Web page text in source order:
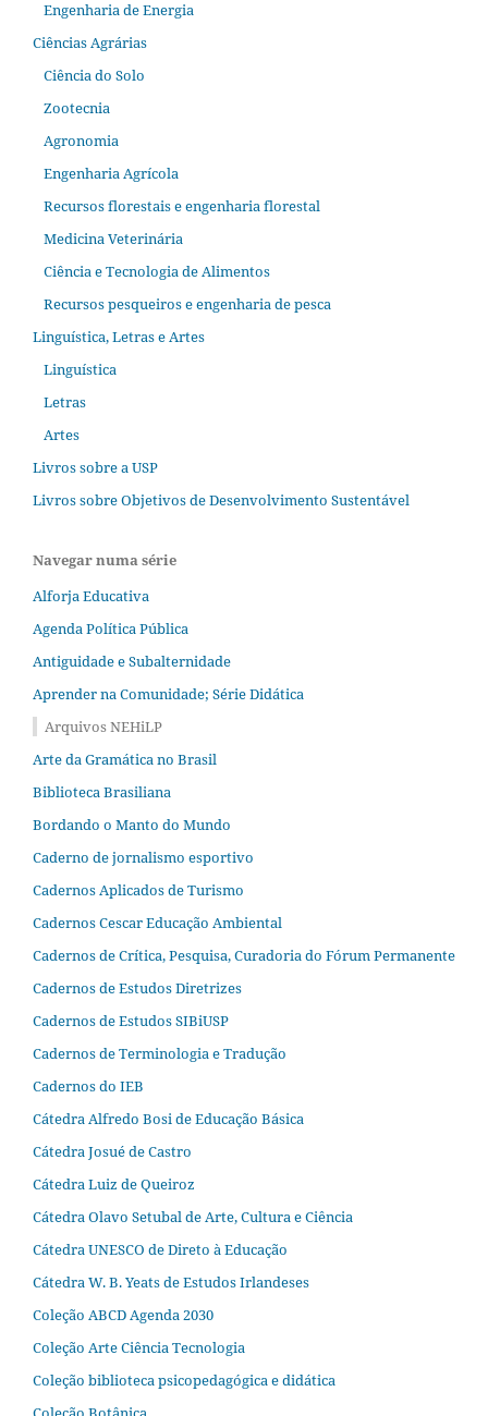
Engenharia de Energia
Ciências Agrárias
Ciência do Solo
Zootecnia
Agronomia
Engenharia Agrícola
Recursos florestais e engenharia florestal
Medicina Veterinária
Ciência e Tecnologia de Alimentos
Recursos pesqueiros e engenharia de pesca
Linguística, Letras e Artes
Linguística
Letras
Artes
Livros sobre a USP
Livros sobre Objetivos de Desenvolvimento Sustentável
Navegar numa série
Alforja Educativa
Agenda Política Pública
Antiguidade e Subalternidade
Aprender na Comunidade; Série Didática
Arquivos NEHiLP
Arte da Gramática no Brasil
Biblioteca Brasiliana
Bordando o Manto do Mundo
Caderno de jornalismo esportivo
Cadernos Aplicados de Turismo
Cadernos Cescar Educação Ambiental
Cadernos de Crítica, Pesquisa, Curadoria do Fórum Permanente
Cadernos de Estudos Diretrizes
Cadernos de Estudos SIBiUSP
Cadernos de Terminologia e Tradução
Cadernos do IEB
Cátedra Alfredo Bosi de Educação Básica
Cátedra Josué de Castro
Cátedra Luiz de Queiroz
Cátedra Olavo Setubal de Arte, Cultura e Ciência
Cátedra UNESCO de Direto à Educação
Cátedra W. B. Yeats de Estudos Irlandeses
Coleção ABCD Agenda 2030
Coleção Arte Ciência Tecnologia
Coleção biblioteca psicopedagógica e didática